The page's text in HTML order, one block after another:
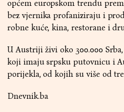
općem europskom trendu
bez vjernika profaniziraju i
robne kuće, kina, restorane i
U Austriji živi oko 300.000
koji imaju srpsku putovnicu i
porijekla, od kojih su više od
Dnevnik.ba